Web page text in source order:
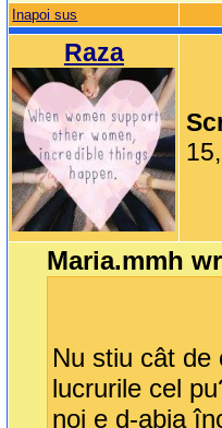
Inapoi sus
Raza
Maria.mmh
Nu stiu cât de
lucrurile cel
noi e d-abia